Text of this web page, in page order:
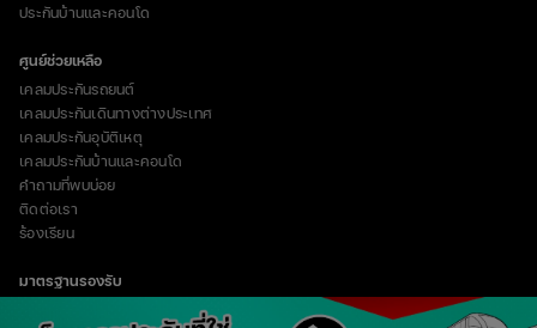
ประกันบ้านและคอนโด
ศูนย์ช่วยเหลือ
เคลมประกันรถยนต์
เคลมประกันเดินทางต่างประเทศ
เคลมประกันอุบัติเหตุ
เคลมประกันบ้านและคอนโด
คำถามที่พบบ่อย
ติดต่อเรา
ร้องเรียน
มาตรฐานรองรับ